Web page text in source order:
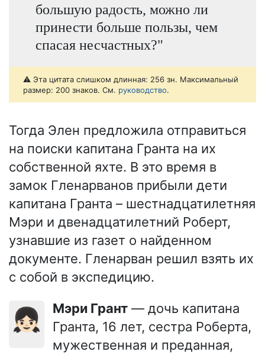
большую радость, можно ли
принести больше пользы, чем
спасая несчастных?"
⚠️ Эта цитата слишком длинная: 256 зн. Максимальный
размер: 200 знаков. См. руководство.
Тогда Элен предложила отправиться
на поиски капитана Гранта на их
собственной яхте. В это время в
замок Гленарванов прибыли дети
капитана Гранта – шестнадцатилетняя
Мэри и двенадцатилетний Роберт,
узнавшие из газет о найденном
документе. Гленарван решил взять их
с собой в экспедицию.
👧🏻 Мэри Грант — дочь капитана
Гранта, 16 лет, сестра Роберта,
мужественная и преданная,